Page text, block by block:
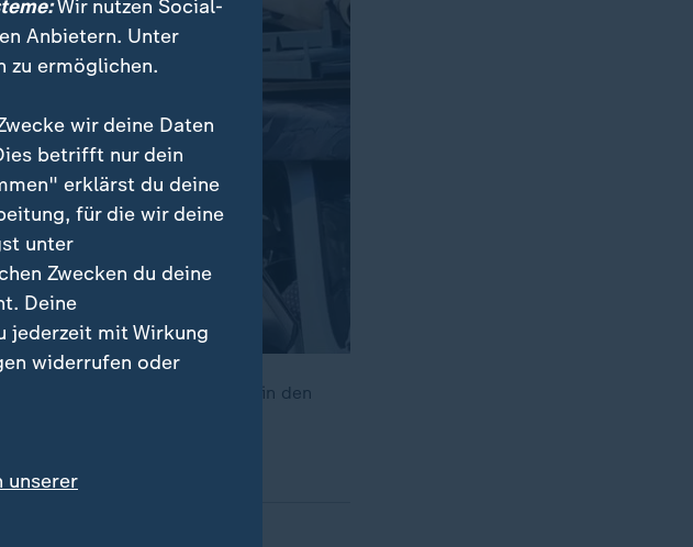
Benjamin Netanjahu in den
Wir nutzen Social-
Anbietern. Unter
zu ermöglichen.
wir deine Daten
betrifft nur dein
erklärst du deine
für die wir deine
unter
Zwecken du deine
Deine
jederzeit mit Wirkung
widerrufen oder
unserer